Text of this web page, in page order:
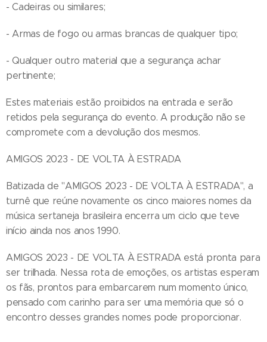
- Cadeiras ou similares;
- Armas de fogo ou armas brancas de qualquer tipo;
- Qualquer outro material que a segurança achar
pertinente;
Estes materiais estão proibidos na entrada e serão
retidos pela segurança do evento. A produção não se
compromete com a devolução dos mesmos.
AMIGOS 2023 - DE VOLTA À ESTRADA
Batizada de "AMIGOS 2023 - DE VOLTA À ESTRADA", a
turnê que reúne novamente os cinco maiores nomes da
música sertaneja brasileira encerra um ciclo que teve
início ainda nos anos 1990.
AMIGOS 2023 - DE VOLTA À ESTRADA está pronta para
ser trilhada. Nessa rota de emoções, os artistas esperam
os fãs, prontos para embarcarem num momento único,
pensado com carinho para ser uma memória que só o
encontro desses grandes nomes pode proporcionar.